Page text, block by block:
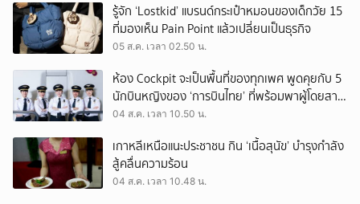
รู้จัก ‘Lostkid’ แบรนด์กระเป๋าหมอนของเด็กวัย 15
ที่มองเห็น Pain Point แล้วเปลี่ยนเป็นธุรกิจ
05 ส.ค. เวลา 02.50 น.
ห้อง Cockpit จะเป็นพื้นที่ของทุกเพศ พูดคุยกับ 5
นักบินหญิงของ ‘การบินไทย’ ที่พร้อมพาผู้โดยสาร
บินไปทั่วโลก
04 ส.ค. เวลา 10.50 น.
เกาหลีเหนือแนะประชาชน กิน ‘เนื้อสุนัข’ บำรุงกำลัง
สู้คลื่นความร้อน
04 ส.ค. เวลา 10.48 น.